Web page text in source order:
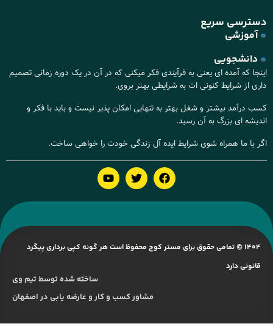
دسترسی سریع
آموزشی
دانشجویی
اینجا که آمده ای یعنی به فرآیندی فکر میکنی که در آن در یک دوره زمانی تصمیم
داری از شرایط کنونی ات به شرایطی بهتر بروی.
کسب درآمد بیشتر و شغل بهتر به تنهایی امکان پذیر نیست و باید با فکر و
اندیشه ای بزرگ به آن رسید.
اگر با ما همراه شوی شرایط ایده آل زندگی خودت را خواهی ساخت.
1404 © تمامی حقوق برای مستر کوچ محفوظ است هر گونه کپی برداری پیگرد
قانونی دارد
ساخته شده توسط تیم وی
مشاور کسب و کار و عارضه یابی در اصفهان